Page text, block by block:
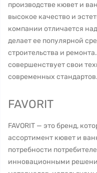
производстве кювет и
высокое качество и
компании отличается
делает ее популярной
строительства и
совершенствует свои
современных стандартов.
FAVORIT
FAVORIT — это бренд,
ассортимент кювет и
потребности
инновационными